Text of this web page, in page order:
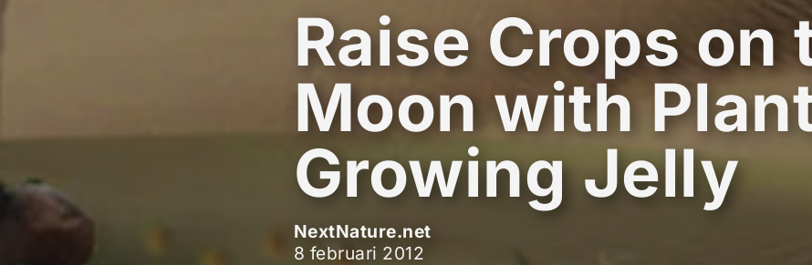
Raise Crops on
Moon with
Growing Jelly
NextNature.net
8 februari 2012